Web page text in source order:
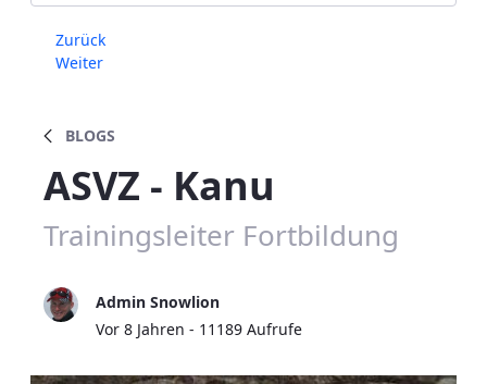
Zurück
Weiter
BLOGS
ASVZ - Kanu
Trainingsleiter Fortbildung
Admin Snowlion
Publikationsdatum
Vor 8 Jahren - 11189 Aufrufe